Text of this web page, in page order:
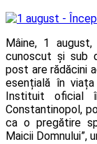
Mâine, 1
cunoscut și sub
post are rădăcini
esențială în
Instituit oficial
Constantinopol,
ca o pregătire
Maicii Domnului”,